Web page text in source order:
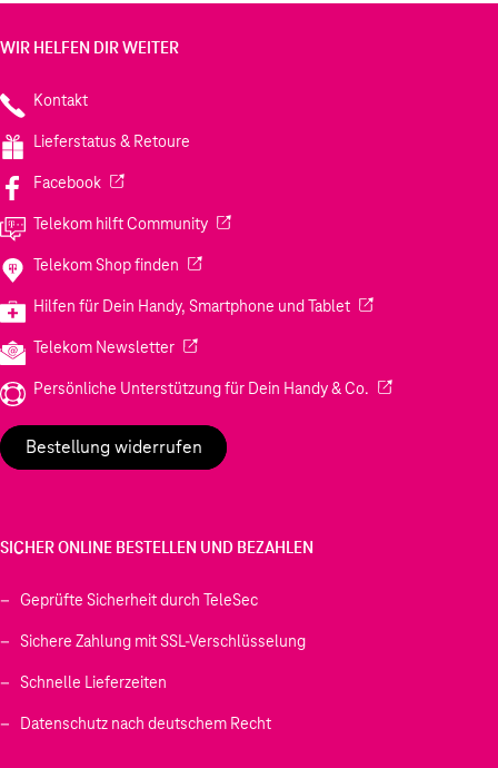
WIR HELFEN DIR WEITER
Kontakt
Lieferstatus & Retoure
Facebook(Wird in einem neuen Tab geöffnet)
Telekom hilft Community(Wird in einem neuen Tab geöffnet)
Telekom Shop finden (Wird in einem neuen Tab geöffnet)
Hilfen für Dein Handy, Smartphone und Tablet(Wird in einem
Telekom Newsletter(Wird in einem neuen Tab geöffnet)
Persönliche Unterstützung für Dein Handy & Co. (Wird in einem
Bestellung widerrufen
SICHER ONLINE BESTELLEN UND BEZAHLEN
Geprüfte Sicherheit durch TeleSec
Sichere Zahlung mit SSL-Verschlüsselung
Schnelle Lieferzeiten
Datenschutz nach deutschem Recht